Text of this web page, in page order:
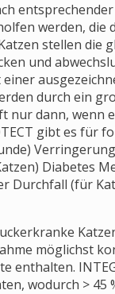
werden, die
stellen die
und
durch ein
dann, wenn
gibt es für
Diabetes
(für
möglichst
wodurch > 45